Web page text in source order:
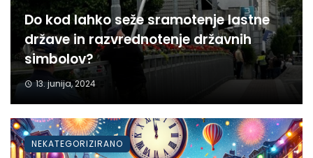
Do kod lahko seže sramotenje lastne
države in razvrednotenje državnih
simbolov?
13. junija, 2024
NEKATEGORIZIRANO